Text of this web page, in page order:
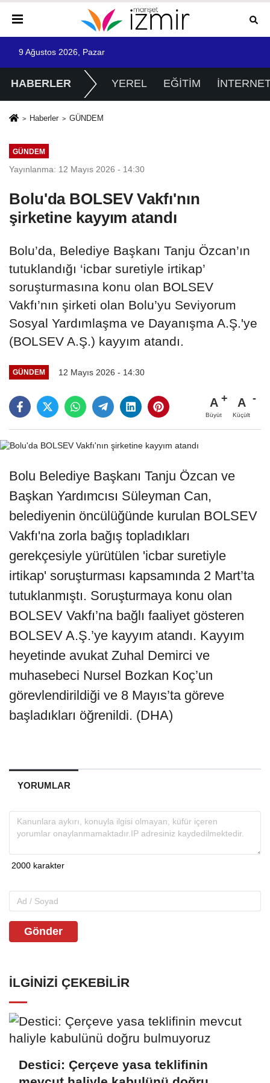
9 Ağustos 2026, Pazar
HABERLER YEREL EĞİTİM
Haberler GÜNDEM
GÜNDEM
Yayınlanma: 12 Mayıs 2026 - 14:30
Bolu'da BOLSEV Vakfı'nın
şirketine kayyım atandı
Bolu’da, Belediye Başkanı Tanju Özcan’ın
tutuklandığı ‘icbar suretiyle irtikap’
soruşturmasına konu olan BOLSEV
Vakfı’nın şirketi olan Bolu’yu Seviyorum
Sosyal Yardımlaşma ve Dayanışma A.Ş.'ye
(BOLSEV A.Ş.) kayyım atandı.
GÜNDEM 12 Mayıs 2026 - 14:30
A
Büyüt
A
Küçült
Bolu Belediye Başkanı Tanju Özcan ve
Başkan Yardımcısı Süleyman Can,
belediyenin öncülüğünde kurulan BOLSEV
Vakfı'na zorla bağış topladıkları
gerekçesiyle yürütülen 'icbar suretiyle
irtikap' soruşturması kapsamında 2 Mart’ta
tutuklanmıştı. Soruşturmaya konu olan
BOLSEV Vakfı’na bağlı faaliyet gösteren
BOLSEV A.Ş.’ye kayyım atandı. Kayyım
heyetinde avukat Zuhal Demirci ve
muhasebeci Nursel Bozkan Koç’un
görevlendirildiği ve 8 Mayıs’ta göreve
başladıkları öğrenildi. (DHA)
YORUMLAR
Gönder
İLGINIZI ÇEKEBILIR
Destici: Çerçeve yasa teklifinin